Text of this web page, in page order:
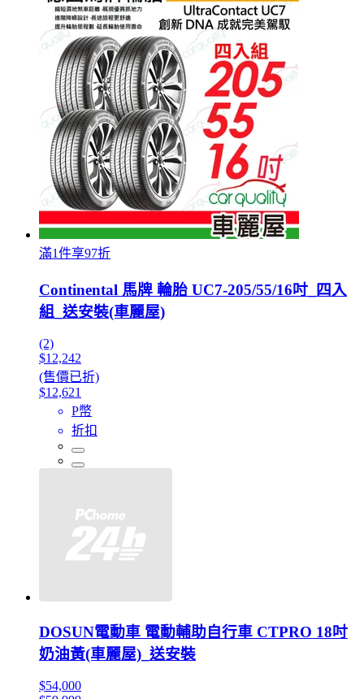
滿1件享97折
Continental 馬牌 輪胎 UC7-205/55/16吋_四入
組_送安裝(車麗屋)
(2)
$12,242
(售價已折)
$12,621
P幣
折扣
DOSUN電動車 電動輔助自行車 CTPRO 18吋
奶油黃(車麗屋)_送安裝
$54,000